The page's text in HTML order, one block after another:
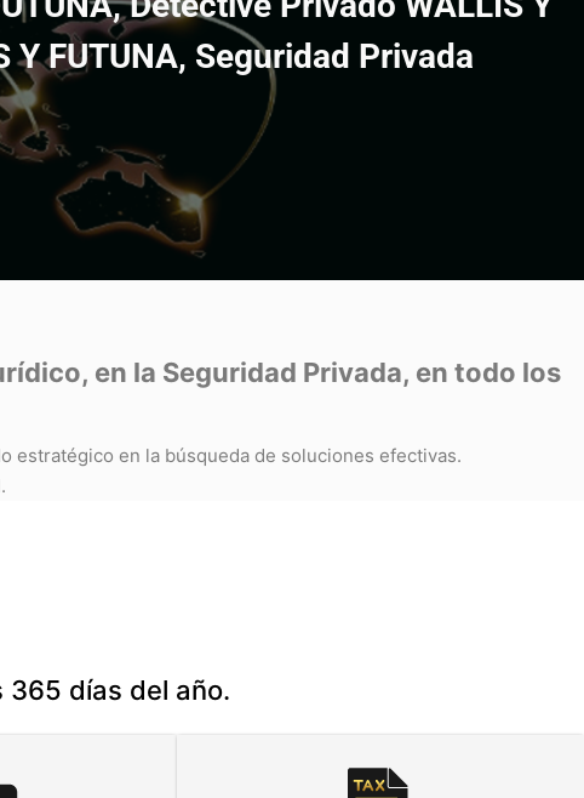
Y FUTUNA, Seguridad Privada
en la Seguridad Privada, en todo los
estratégico en la búsqueda de soluciones efectivas.
días del año.